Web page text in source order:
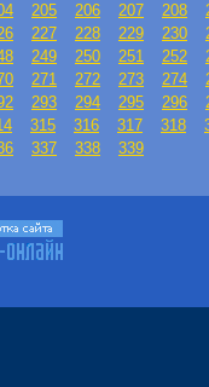
205 206 207 208
227 228 229 230
249 250 251 252
271 272 273 274
293 294 295 296
315 316 317 318
337 338 339